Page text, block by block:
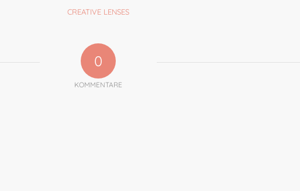
CREATIVE LENSES
0
KOMMENTARE